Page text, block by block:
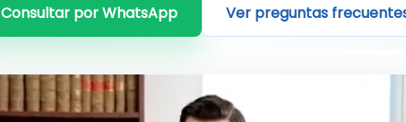
Consultar por WhatsApp Ver preguntas